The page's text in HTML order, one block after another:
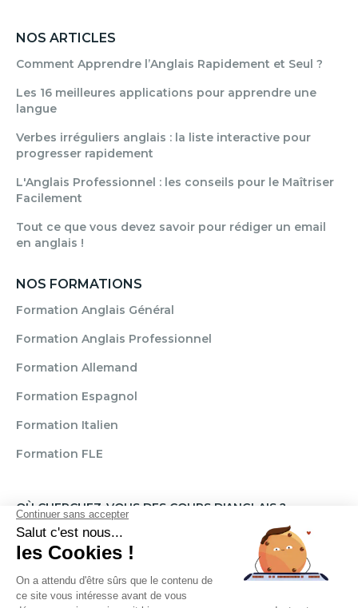
NOS ARTICLES
Comment Apprendre l’Anglais Rapidement et Seul ?
Les 16 meilleures applications pour apprendre une
langue
Verbes irréguliers anglais : la liste interactive pour
progresser rapidement
L'Anglais Professionnel : les conseils pour le Maîtriser
Facilement
Tout ce que vous devez savoir pour rédiger un email
en anglais !
NOS FORMATIONS
Formation Anglais Général
Formation Anglais Professionnel
Formation Allemand
Formation Espagnol
Formation Italien
Formation FLE
OÙ CHERCHEZ-VOUS DES COURS D'ANGLAIS ?
ParisMarseilleLille Grenoble
Angers
NarbonneRouenAix-en-Provence Montpellier
Lyon
ToulouseNiceRennesNantesBrignais